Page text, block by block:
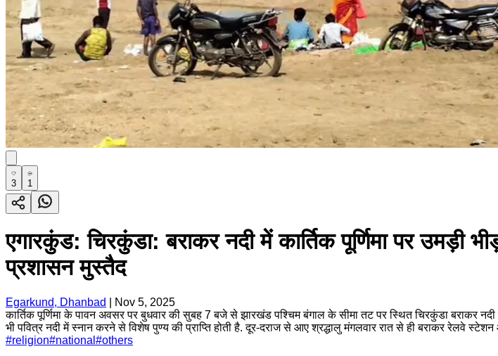
3 1
एगारकुंड: चिरकुंडा: बराकर नदी में कार्तिक पूर्णिमा पर उमड़ी
प्रशासन मुस्तैद
Egarkund, Dhanbad
Nov 5, 2025
कार्तिक पूर्णिमा के पावन अवसर पर बुधवार की सुबह 7 बजे से झारखंड पश्चिम बंगाल के सीमा तट पर स्थित चिरकुंडा बराकर
भी पवित्र नदी में स्नान करने से विशेष पुण्य की प्राप्ति होती है. दूर-दराज से आए श्रद्धालु मंगलवार रात से ही बराकर रेलवे
#religion#national #others